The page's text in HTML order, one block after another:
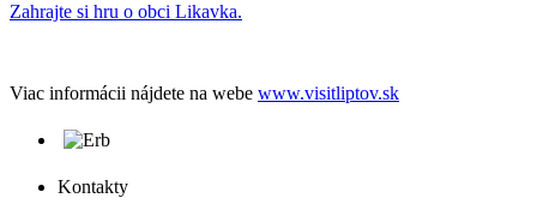
Zahrajte si hru o obci Likavka.
Viac informácii nájdete na webe www.visitliptov.sk
Kontakty